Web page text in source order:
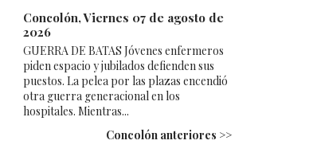
Concolón, Viernes 07 de agosto de
2026
GUERRA DE BATAS Jóvenes enfermeros
piden espacio y jubilados defienden sus
puestos. La pelea por las plazas encendió
otra guerra generacional en los
hospitales. Mientras...
Concolón anteriores >>